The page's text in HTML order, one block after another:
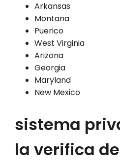
Arkansas
Montana
Puerico
West Virginia
Arizona
Georgia
Maryland
New Mexico
sistema
la verifica